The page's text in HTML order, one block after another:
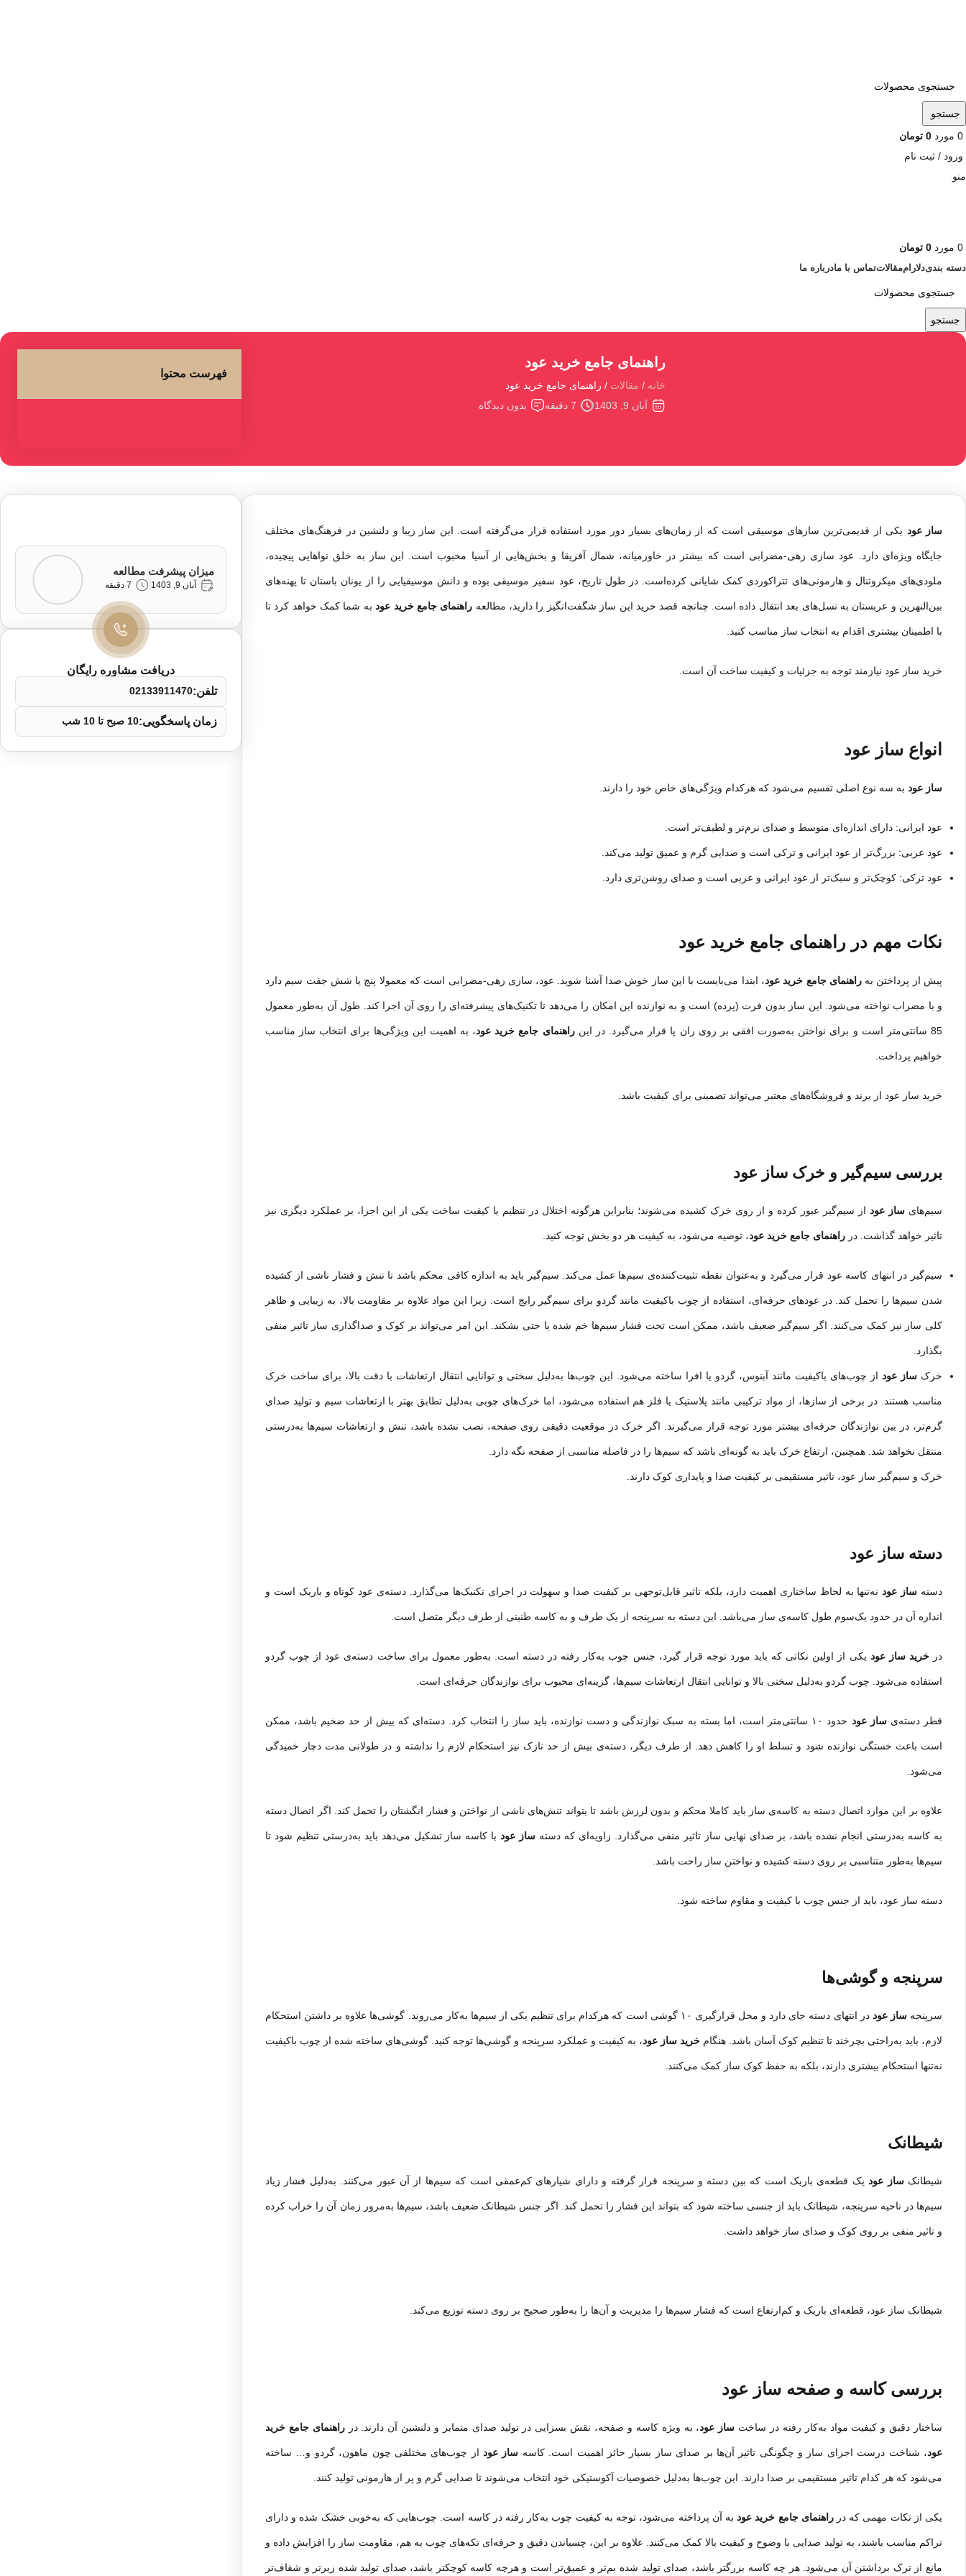
جستجو
0 مورد 0 تومان
ورود / ثبت نام
منو
0 مورد 0 تومان
دسته بندیدلاراممقالاتتماس با مادرباره ما
جستجو
راهنمای جامع خرید عود
خانه مقالات
راهنمای جامع خرید عود
آبان 9, 1403
7 دقیقه بدون دیدگاه
فهرست محتوا
سازعود یکی از قدیمی‌ترین سازهای موسیقی است که از زمان‌های بسیار دور مورد استفاده قرار می‌گرفته است. این ساز زیبا و دلنشین در فرهنگ‌های مختلف
جایگاه ویژه‌ای دارد. عود سازی زهی-مضرابی است که بیشتر در خاورمیانه، شمال آفریقا و بخش‌هایی از آسیا محبوب است. این ساز به خلق نواهایی پیچیده،
ملودی‌های میکروتنال و هارمونی‌های تتراکوردی کمک شایانی کرده‌است. در طول تاریخ، عود سفیر موسیقی بوده و دانش موسیقیایی را از یونان باستان تا پهنه‌های
بین‌النهرین و عربستان به نسل‌های بعد انتقال داده است. چنانچه قصد خرید این ساز شگفت‌انگیز را دارید، مطالعه راهنمای جامع خرید عودبه شما کمک خواهد کرد تا
با اطمینان بیشتری اقدام به انتخاب ساز مناسب کنید.
خرید ساز عود نیازمند توجه به جزئیات و کیفیت ساخت آن است.
انواع ساز عود
ساز عود به سه نوع اصلی تقسیم می‌شود که هرکدام ویژگی‌های خاص خود را دارند.
عود ایرانی: دارای اندازه‌ای متوسط و صدای نرم‌تر و لطیف‌تر است.
عود عربی: بزرگ‌تر از عود ایرانی و ترکی است و صدایی گرم و عمیق تولید می‌کند.
عود ترکی: کوچک‌تر و سبک‌تر از عود ایرانی و عربی است و صدای روشن‌تری دارد.
نکات مهم در راهنمای جامع خرید عود
پیش از پرداختن بهراهنمای جامع خرید عود، ابتدا می‌بایست با این ساز خوش صدا آشنا شوید. عود، سازی زهی-مضرابی است که معمولا پنج یا شش جفت سیم دارد
و با مضراب نواخته می‌شود. این ساز بدون فرت (پرده) است و به نوازنده این امکان را می‌دهد تا تکنیک‌های پیشرفته‌ای را روی آن اجرا کند. طول آن به‌طور معمول
85 سانتی‌متر است و برای نواختن به‌صورت افقی بر روی ران پا قرار می‌گیرد. در این راهنمای جامع خرید عود، به اهمیت این ویژگی‌ها برای انتخاب ساز مناسب
خواهیم پرداخت.
خرید ساز عود از برند و فروشگاه‌های معتبر می‌تواند تضمینی برای کیفیت باشد.
بررسی سیم‌گیر و خرک ساز عود
سیم‌های ساز عوداز سیم‌گیر عبور کرده و از روی خرک کشیده می‌شوند؛ بنابراین هرگونه اختلال در تنظیم یا کیفیت ساخت یکی از این اجزا، بر عملکرد دیگری نیز
تاثیر خواهد گذاشت. در راهنمای جامع خرید عود، توصیه می‌شود، به کیفیت هر دو بخش توجه کنید.
سیم‌گیر در انتهای کاسه عود قرار می‌گیرد و به‌عنوان نقطه تثبیت‌کننده‌ی سیم‌ها عمل می‌کند. سیم‌گیر باید به اندازه کافی محکم باشد تا تنش و فشار ناشی از کشیده
شدن سیم‌ها را تحمل کند. در عودهای حرفه‌ای، استفاده از چوب باکیفیت مانند گردو برای سیم‌گیر رایج است. زیرا این مواد علاوه بر مقاومت بالا، به زیبایی و ظاهر
کلی ساز نیز کمک می‌کنند. اگر سیم‌گیر ضعیف باشد، ممکن است تحت فشار سیم‌ها خم شده یا حتی بشکند. این امر می‌تواند بر کوک و صداگذاری ساز تاثیر منفی
بگذارد.
خرک ساز عود از چوب‌های باکیفیت مانند آبنوس، گردو یا افرا ساخته می‌شود. این چوب‌ها به‌دلیل سختی و توانایی انتقال ارتعاشات با دقت بالا، برای ساخت خرک
مناسب هستند. در برخی از سازها، از مواد ترکیبی مانند پلاستیک یا فلز هم استفاده می‌شود، اما خرک‌های چوبی به‌دلیل تطابق بهتر با ارتعاشات سیم و تولید صدای
گرم‌تر، در بین نوازندگان حرفه‌ای بیشتر مورد توجه قرار می‌گیرند. اگر خرک در موقعیت دقیقی روی صفحه، نصب نشده باشد، تنش و ارتعاشات سیم‌ها به‌درستی
منتقل نخواهد شد. همچنین، ارتفاع خرک باید به گونه‌ای باشد که سیم‌ها را در فاصله مناسبی از صفحه نگه دارد.
خرک و سیم‌گیر ساز عود، تاثیر مستقیمی بر کیفیت صدا و پایداری کوک دارند.
دسته ساز عود
دسته ساز عودنه‌تنها به لحاظ ساختاری اهمیت دارد، بلکه تاثیر قابل‌توجهی بر کیفیت صدا و سهولت در اجرای تکنیک‌ها می‌گذارد. دسته‌ی عود کوتاه و باریک است و
اندازه آن در حدود یک‌سوم طول کاسه‌ی ساز می‌باشد. این دسته به سرپنجه از یک طرف و به کاسه طنینی از طرف دیگر متصل است.
درخرید ساز عود یکی از اولین نکاتی که باید مورد توجه قرار گیرد، جنس چوب به‌کار رفته در دسته است. به‌طور معمول برای ساخت دسته‌ی عود از چوب گردو
استفاده می‌شود. چوب گردو به‌دلیل سختی بالا و توانایی انتقال ارتعاشات سیم‌ها، گزینه‌ای محبوب برای نوازندگان حرفه‌ای است.
قطر دسته‌یساز عود حدود ۱۰ سانتی‌متر است، اما بسته به سبک نوازندگی و دست نوازنده، باید ساز را انتخاب کرد. دسته‌ای که بیش از حد ضخیم باشد، ممکن
است باعث خستگی نوازنده شود و تسلط او را کاهش دهد. از طرف دیگر، دسته‌ی بیش از حد نازک نیز استحکام لازم را نداشته و در طولانی مدت دچار خمیدگی
می‌شود.
علاوه بر این موارد اتصال دسته به کاسه‌ی ساز باید کاملا محکم و بدون لرزش باشد تا بتواند تنش‌های ناشی از نواختن و فشار انگشتان را تحمل کند. اگر اتصال دسته
به کاسه به‌درستی انجام نشده باشد، بر صدای نهایی ساز تاثیر منفی می‌گذارد. زاویه‌ای که دسته ساز عودبا کاسه ساز تشکیل می‌دهد باید به‌درستی تنظیم شود تا
سیم‌ها به‌طور متناسبی بر روی دسته کشیده و نواختن ساز راحت باشد.
دسته ساز عود، باید از جنس چوب با کیفیت و مقاوم ساخته شود.
سرپنجه و گوشی‌ها
سرپنجهساز عود در انتهای دسته جای دارد و محل قرارگیری ۱۰ گوشی است که هرکدام برای تنظیم یکی از سیم‌ها به‌کار می‌روند. گوشی‌ها علاوه بر داشتن استحکام
لازم، باید به‌راحتی بچرخند تا تنظیم کوک آسان باشد. هنگام خرید ساز عود، به کیفیت و عملکرد سرپنجه و گوشی‌ها توجه کنید. گوشی‌های ساخته شده از چوب باکیفیت
نه‌تنها استحکام بیشتری دارند، بلکه به حفظ کوک ساز کمک می‌کنند.
شیطانک
شیطانکساز عودیک قطعه‌ی باریک است که بین دسته و سرپنجه قرار گرفته و دارای شیارهای کم‌عمقی است که سیم‌ها از آن عبور می‌کنند. به‌دلیل فشار زیاد
سیم‌ها در ناحیه سرپنجه، شیطانک باید از جنسی ساخته شود که بتواند این فشار را تحمل کند. اگر جنس شیطانک ضعیف باشد، سیم‌ها به‌مرور زمان آن را خراب کرده
و تاثیر منفی بر روی کوک و صدای ساز خواهد داشت.
شیطانک ساز عود، قطعه‌ای باریک و کم‌ارتفاع است که فشار سیم‌ها را مدیریت و آن‌ها را به‌طور صحیح بر روی دسته توزیع می‌کند.
بررسی کاسه و صفحه ساز عود
ساختار دقیق و کیفیت مواد به‌کار رفته در ساخت ساز عود، به ویژه کاسه و صفحه، نقش بسزایی در تولید صدای متمایز و دلنشین آن دارند. درراهنمای جامع خرید
عود، شناخت درست اجزای ساز و چگونگی تاثیر آن‌ها بر صدای ساز بسیار حائز اهمیت است. کاسه ساز عوداز چوب‌های مختلفی چون ماهون، گردو و… ساخته
می‌شود که هر کدام تاثیر مستقیمی بر صدا دارند. این چوب‌ها به‌دلیل خصوصیات آکوستیکی خود انتخاب می‌شوند تا صدایی گرم و پر از هارمونی تولید کنند.
یکی از نکات مهمی که درراهنمای جامع خرید عودبه آن پرداخته می‌شود، توجه به کیفیت چوب به‌کار رفته در کاسه است. چوب‌هایی که به‌خوبی خشک شده و دارای
تراکم مناسب باشند، به تولید صدایی با وضوح و کیفیت بالا کمک می‌کنند. علاوه بر این، چسباندن دقیق و حرفه‌ای تکه‌های چوب به هم، مقاومت ساز را افزایش داده و
مانع از ترک برداشتن آن می‌شود. هر چه کاسه بزرگتر باشد، صدای تولید شده بم‌تر و عمیق‌تر است و هرچه کاسه کوچکتر باشد، صدای تولید شده زیرتر و شفاف‌تر
میزان پیشرفت مطالعه
آبان 9, 1403 7 دقیقه
دریافت مشاوره رایگان
تلفن:02133911470
زمان پاسخگویی:10 صبح تا 10 شب